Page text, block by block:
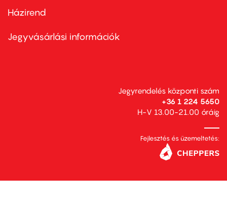
Footer
second
Házirend
Jegyvásárlási információk
Jegyrendelés központi szám
+36 1 224 5650
H-V 13.00-21.00 óráig
Fejlesztés és üzemeltetés: